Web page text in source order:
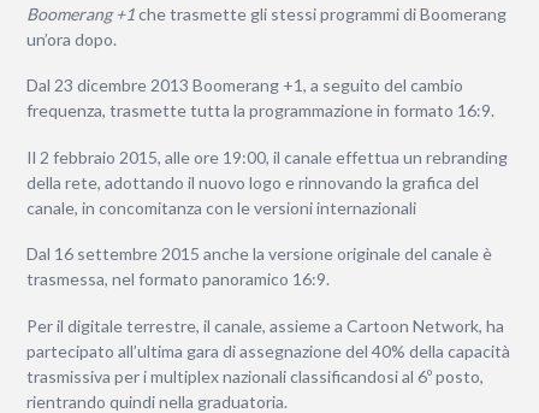
Boomerang +1che trasmette gli stessi programmi di Boomerang
un’ora dopo.
Dal 23 dicembre 2013 Boomerang +1, a seguito del cambio
frequenza, trasmette tutta la programmazione in formato 16:9.
Il 2 febbraio 2015, alle ore 19:00, il canale effettua un rebranding
della rete, adottando il nuovo logo e rinnovando la grafica del
canale, in concomitanza con le versioni internazionali
Dal 16 settembre 2015 anche la versione originale del canale è
trasmessa, nel formato panoramico 16:9.
Per il digitale terrestre, il canale, assieme a Cartoon Network, ha
partecipato all’ultima gara di assegnazione del 40% della capacità
trasmissiva per i multiplex nazionali classificandosi al 6º posto,
rientrando quindi nella graduatoria.